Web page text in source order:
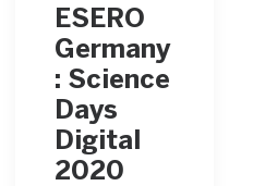
ESERO
Germany
: Science
Days
Digital
2020